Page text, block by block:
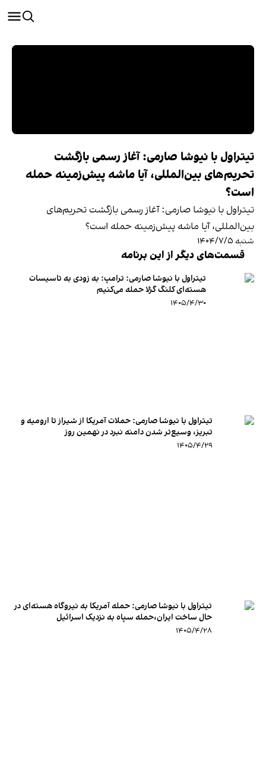
تیتراول با نیوشا صارمی: آغاز رسمی بازگشت
تحریم‌های بین‌المللی، آیا ماشه پیش‌زمینه حمله
است؟
تیتراول با نیوشا صارمی: آغاز رسمی بازگشت تحریم‌های
بین‌المللی، آیا ماشه پیش‌زمینه حمله است؟
شنبه ۱۴۰۴/۷/۵
قسمت‌های دیگر از این برنامه
تیتراول با نیوشا صارمی: ترامپ: به زودی به تاسیسات
هسته‌ای کلنگ گزلا حمله می‌کنیم
۱۴۰۵/۴/۳۰
تیتراول با نیوشا صارمی: حملات آمریکا از شیراز تا ارومیه و
تبریز، وسیع‌تر شدن دامنه نبرد در نهمین روز
۱۴۰۵/۴/۲۹
تیتراول با نیوشا صارمی: حمله آمریکا به نیروگاه هسته‌ای در
حال ساخت ایران،حمله سپاه به نزدیک اسرائیل
۱۴۰۵/۴/۲۸